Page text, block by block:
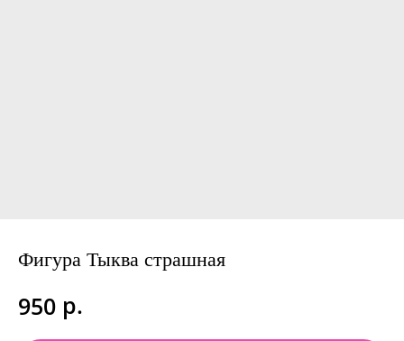
Фигура Тыква страшная
950 р.